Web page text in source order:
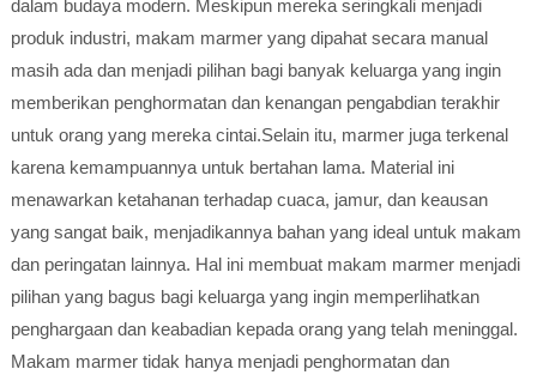
dalam budaya modern. Meskipun mereka seringkali menjadi
produk industri, makam marmer yang dipahat secara manual
masih ada dan menjadi pilihan bagi banyak keluarga yang ingin
memberikan penghormatan dan kenangan pengabdian terakhir
untuk orang yang mereka cintai.Selain itu, marmer juga terkenal
karena kemampuannya untuk bertahan lama. Material ini
menawarkan ketahanan terhadap cuaca, jamur, dan keausan
yang sangat baik, menjadikannya bahan yang ideal untuk makam
dan peringatan lainnya. Hal ini membuat makam marmer menjadi
pilihan yang bagus bagi keluarga yang ingin memperlihatkan
penghargaan dan keabadian kepada orang yang telah meninggal.
Makam marmer tidak hanya menjadi penghormatan dan